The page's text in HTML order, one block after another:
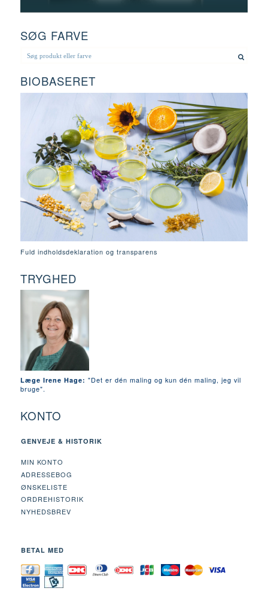
SØG FARVE
BIOBASERET
Fuld indholdsdeklaration og transparens
TRYGHED
Læge Irene Hage: "Det er dén maling og kun dén maling, jeg vil
bruge".
KONTO
GENVEJE & HISTORIK
MIN KONTO
ADRESSEBOG
ØNSKELISTE
ORDREHISTORIK
NYHEDSBREV
BETAL MED